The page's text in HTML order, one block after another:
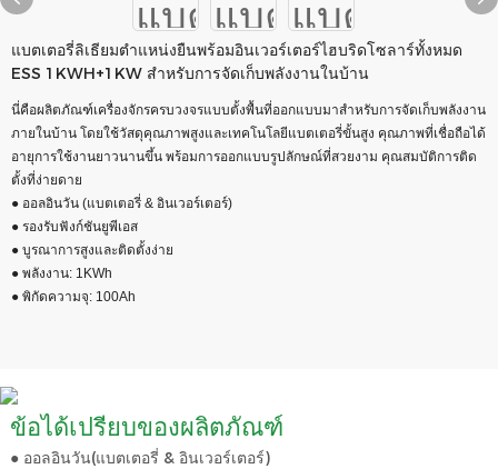
แบตเตอรี่ลิเธียมตำแหน่งยืนพร้อมอินเวอร์เตอร์ไฮบริดโซลาร์ทั้งหมด
ESS 1KWH+1KW สำหรับการจัดเก็บพลังงานในบ้าน
นี่คือผลิตภัณฑ์เครื่องจักรครบวงจรแบบตั้งพื้นที่ออกแบบมาสำหรับการจัดเก็บพลังงาน
ภายในบ้าน โดยใช้วัสดุคุณภาพสูงและเทคโนโลยีแบตเตอรี่ขั้นสูง คุณภาพที่เชื่อถือได้
อายุการใช้งานยาวนานขึ้น พร้อมการออกแบบรูปลักษณ์ที่สวยงาม คุณสมบัติการติด
ตั้งที่ง่ายดาย
● ออลอินวัน (แบตเตอรี่ & อินเวอร์เตอร์)
● รองรับฟังก์ชันยูพีเอส
● บูรณาการสูงและติดตั้งง่าย
● พลังงาน: 1KWh
● พิกัดความจุ: 100Ah
ข้อได้เปรียบของผลิตภัณฑ์
● ออลอินวัน(แบตเตอรี่ & อินเวอร์เตอร์)